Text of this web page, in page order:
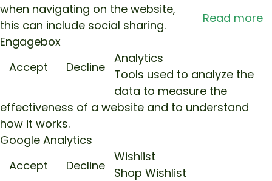
Read more
when navigating on the website,
this can include social sharing.
Engagebox
Accept
Decline
Analytics
Tools used to analyze the
data to measure the
effectiveness of a website and to understand
how it works.
Google Analytics
Accept
Decline
Wishlist
Shop Wishlist